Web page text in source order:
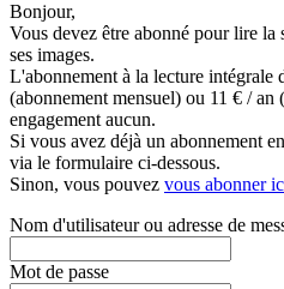
Bonjour,
Vous devez être abonné pour lire la
ses images.
L'abonnement à la lecture intégrale
(abonnement mensuel) ou 11 € / an
engagement aucun.
Si vous avez déjà un abonnement
via le formulaire ci-dessous.
Sinon, vous pouvez vous abonner
Nom d'utilisateur ou adresse de
Mot de passe